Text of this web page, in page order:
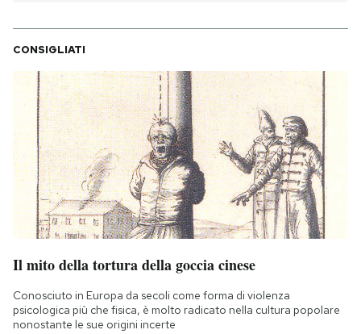
CONSIGLIATI
Il mito della tortura della goccia cinese
Conosciuto in Europa da secoli come forma di violenza
psicologica più che fisica, è molto radicato nella cultura popolare
nonostante le sue origini incerte